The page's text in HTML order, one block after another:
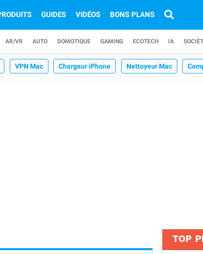
GUIDES VIDÉOS BONS PLANS
AR/VR AUTO DOMOTIQUE GAMING ECOTECH IA
VPN Mac Chargeur iPhone Nettoyeur Mac
TOP